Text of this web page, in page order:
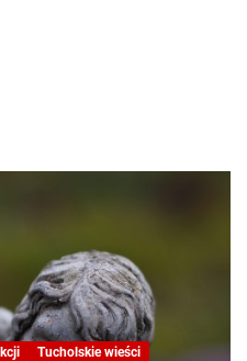
Tucholskie wieści